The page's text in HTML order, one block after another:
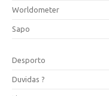
Worldometer
Sapo
Desporto
Duvidas ?